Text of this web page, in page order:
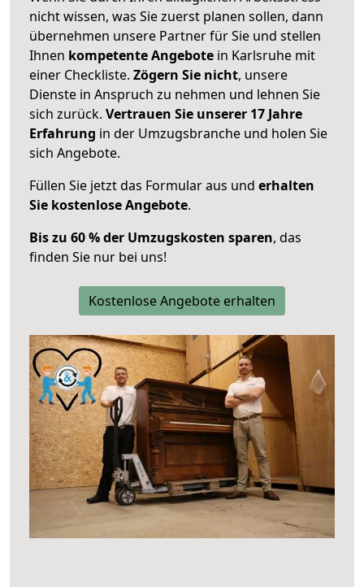
nicht wissen, was Sie zuerst planen sollen, dann
übernehmen unsere Partner für Sie und stellen
Ihnen kompetente Angebote in Karlsruhe mit
einer Checkliste. Zögern Sie nicht, unsere
Dienste in Anspruch zu nehmen und lehnen Sie
sich zurück. Vertrauen Sie unserer 17 Jahre
Erfahrung in der Umzugsbranche und holen Sie
sich Angebote.
Füllen Sie jetzt das Formular aus und erhalten
Sie kostenlose Angebote.
Bis zu 60 % der Umzugskosten sparen, das
finden Sie nur bei uns!
Kostenlose Angebote erhalten